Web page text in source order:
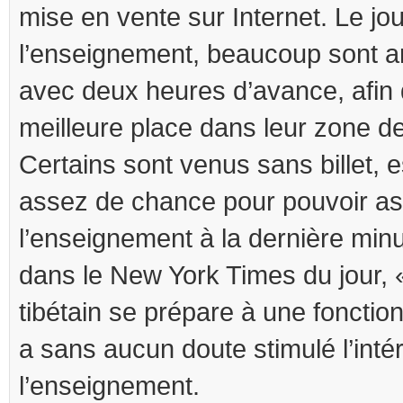
mise en vente sur Internet. Le
l’enseignement, beaucoup sont
avec deux heures d’avance,
meilleure place dans leur zone
Certains sont venus sans billet,
assez de chance pour pouvoir
l’enseignement à la dernière
dans le New York Times du jour,
tibétain se prépare à une
a sans aucun doute stimulé
l’enseignement.